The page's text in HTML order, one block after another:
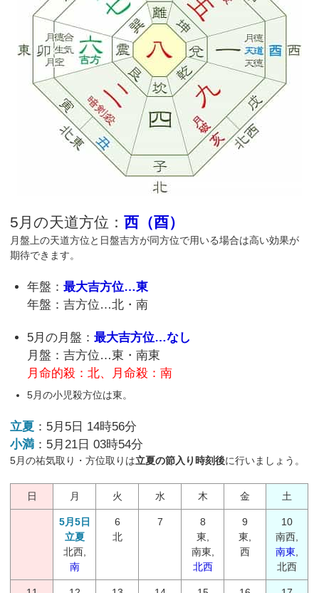
5月の天道方位：西（酉）
月盤上の天道方位と日盤吉方が同方位で用いる場合は高い効果が
期待できます。
年盤：最大吉方位…東
年盤：吉方位…北・南
5月の月盤：最大吉方位…なし
月盤：吉方位…東・南東
月命的殺：北、月命殺：南
5月の小児殺方位は東。
立夏 ：5月5日 14時56分
小満 ：5月21日 03時54分
5月の祐気取り・方位取りは立夏の節入り時刻後に行いましょう。
日 月 火 水 木 金 土
5月5日
立夏
北西,
南
6
北
7
8
東,
南東,
北西
9
東,
西
10
南西,
南東,
北西